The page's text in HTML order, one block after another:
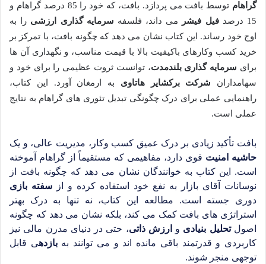
گراهام
توسط بافت می پردازد. بافت، که خود را 85 درصد گراهام و
15 درصد
فیل فیشر می داند، فلسفه سرمایه گذاری ارزشی را به
اوج خود رساند. این کتاب نشان می دهد که چگونه بافت، با تمرکز بر
خرید کسب وکارهای باکیفیت بالا با قیمت مناسب، و نگهداری آن ها
برای سرمایه گذاری بلندمدت، توانست ثروت عظیمی را برای خود و
سهامداران شرکت برکشایر هاتاوی به ارمغان آورد. این کتاب،
راهنمایی عملی برای درک چگونگی تبدیل تئوری های گراهام به نتایج
عملی است.
بافت تأکید زیادی بر درک عمیق کسب وکار، مدیریت عالی، و یک
حاشیه امنیت قوی دارد، مفاهیمی که مستقیماً از گراهام آموخته
است. این کتاب به خوانندگان نشان می دهد که چگونه بافت از
نوسانات آقای بازار به نفع خود استفاده کرده و از سفته بازی
دوری جسته است. مطالعه این کتاب، نه تنها به درک بهتر
استراتژی های بافت کمک می کند، بلکه نشان می دهد که چگونه
اصولتحلیل بنیادی و ارزش ذاتی، حتی در دنیای مدرن مالی نیز
کاربردی و قدرتمند باقی مانده اند و می توانند بهبازدهی قابل
توجهی منجر شوند.